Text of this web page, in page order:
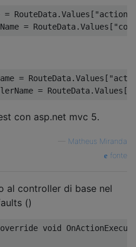
= RouteData.Values [ "action"
= RouteData.Values [
= RouteData.Values [
= RouteData.Values [
con asp.net mvc 5.
Matheus Miranda
fonte
al controller di base nel
()
override void